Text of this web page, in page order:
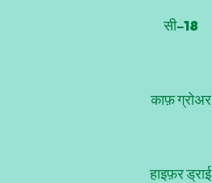
सी-18
काफ़ ग्रोअर
हाइफ़र ड्राई